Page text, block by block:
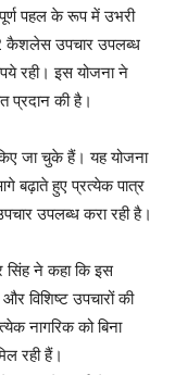
पहल के रूप में उभरी
कैशलेस उपचार उपलब्ध
रही। इस योजना ने
प्रदान की है।
जा चुके हैं। यह योजना
बढ़ाते हुए प्रत्येक पात्र
उपलब्ध करा रही है।
सिंह ने कहा कि इस
विशिष्ट उपचारों की
नागरिक को बिना
रही हैं।